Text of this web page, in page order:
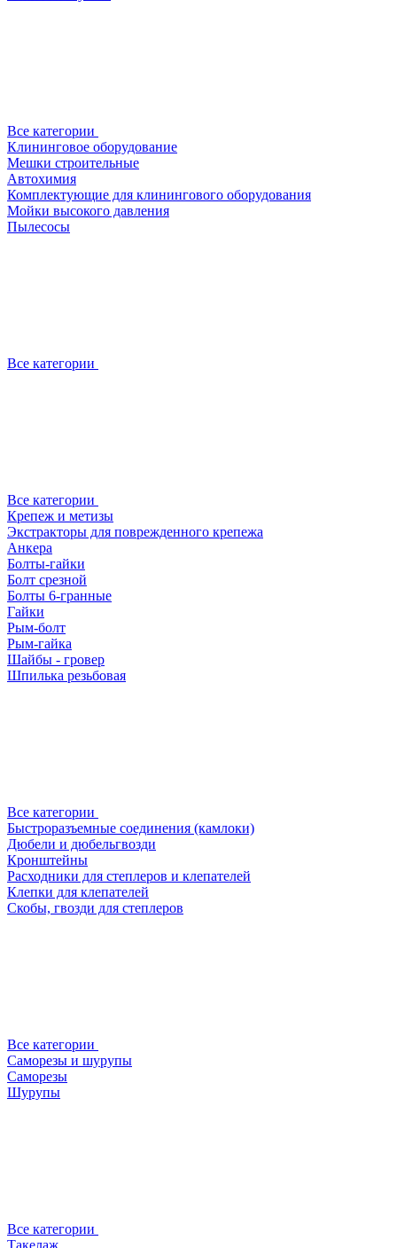
Все категории
Клининговое оборудование
Мешки строительные
Автохимия
Комплектующие для клинингового оборудования
Мойки высокого давления
Пылесосы
Все категории
Все категории
Крепеж и метизы
Экстракторы для поврежденного крепежа
Анкера
Болты-гайки
Болт срезной
Болты 6-гранные
Гайки
Рым-болт
Рым-гайка
Шайбы - гровер
Шпилька резьбовая
Все категории
Быстроразъемные соединения (камлоки)
Дюбели и дюбельгвозди
Кронштейны
Расходники для степлеров и клепателей
Клепки для клепателей
Скобы, гвозди для степлеров
Все категории
Саморезы и шурупы
Саморезы
Шурупы
Все категории
Такелаж